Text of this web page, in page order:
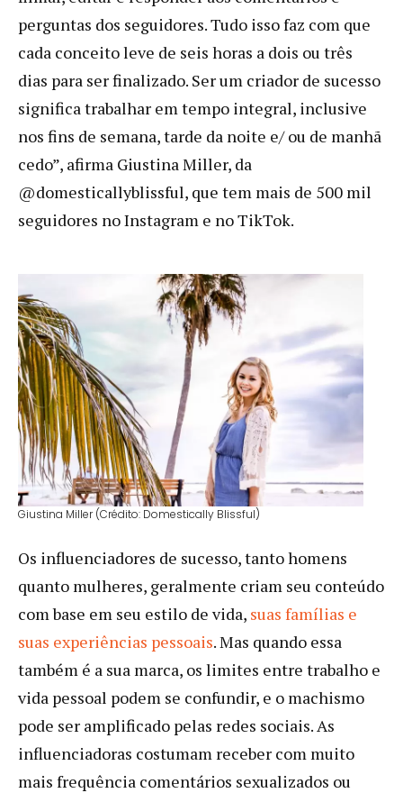
perguntas dos seguidores. Tudo isso faz com que
cada conceito leve de seis horas a dois ou três
dias para ser finalizado. Ser um criador de sucesso
significa trabalhar em tempo integral, inclusive
nos fins de semana, tarde da noite e/ ou de manhã
cedo”, afirma Giustina Miller, da
@domesticallyblissful, que tem mais de 500 mil
seguidores no Instagram e no TikTok.
Giustina Miller (Crédito: Domestically Blissful)
Os influenciadores de sucesso, tanto homens
quanto mulheres, geralmente criam seu conteúdo
com base em seu estilo de vida, suas famílias e
suas experiências pessoais. Mas quando essa
também é a sua marca, os limites entre trabalho e
vida pessoal podem se confundir, e o machismo
pode ser amplificado pelas redes sociais. As
influenciadoras costumam receber com muito
mais frequência comentários sexualizados ou